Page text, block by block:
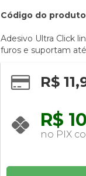
Código do
Adesivo Ultra Click
furos e suportam
R$
R$
no PIX